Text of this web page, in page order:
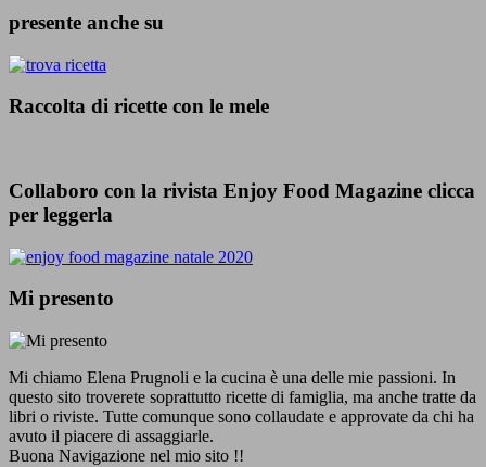
presente anche su
Raccolta di ricette con le mele
Collaboro con la rivista Enjoy Food Magazine clicca
per leggerla
Mi presento
Mi chiamo Elena Prugnoli e la cucina è una delle mie passioni. In
questo sito troverete soprattutto ricette di famiglia, ma anche tratte da
libri o riviste. Tutte comunque sono collaudate e approvate da chi ha
avuto il piacere di assaggiarle.
Buona Navigazione nel mio sito !!